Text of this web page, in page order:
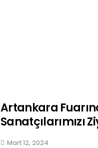
Artankara
Sanatçılarımızı
Mart 12, 2024